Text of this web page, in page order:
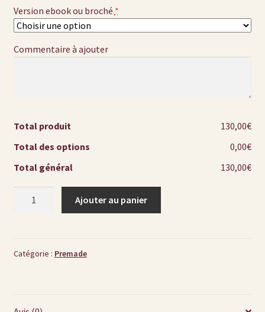
Version ebook ou broché *
Commentaire à ajouter
Total produit
130,00€
Total des options
0,00€
Total général
130,00€
Bienvenue
Ajouter au panier
Catégorie : Premade